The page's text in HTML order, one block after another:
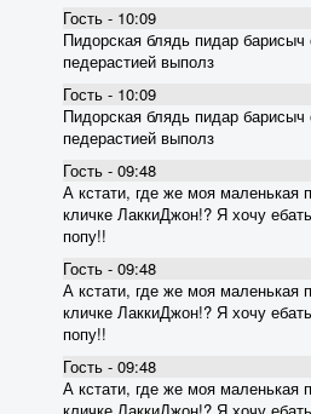
Гость - 10:09
Пидорская блядь пидар барисыч
педерастией выполз
Гость - 10:09
Пидорская блядь пидар барисыч
педерастией выполз
Гость - 09:48
А кстати, где же моя маленькая
кличке ЛаккиДжон!? Я хочу
попу!!
Гость - 09:48
А кстати, где же моя маленькая
кличке ЛаккиДжон!? Я хочу
попу!!
Гость - 09:48
А кстати, где же моя маленькая
кличке ЛаккиДжон!? Я хочу